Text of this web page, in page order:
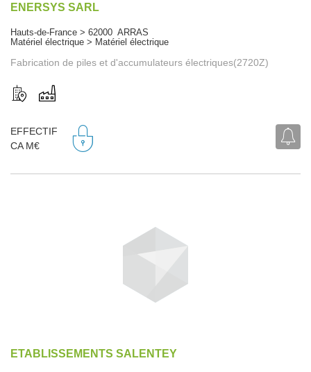
ENERSYS SARL
Hauts-de-France > 62000 ARRAS
Matériel électrique > Matériel électrique
Fabrication de piles et d'accumulateurs électriques(2720Z)
EFFECTIF
CA M€
ETABLISSEMENTS SALENTEY